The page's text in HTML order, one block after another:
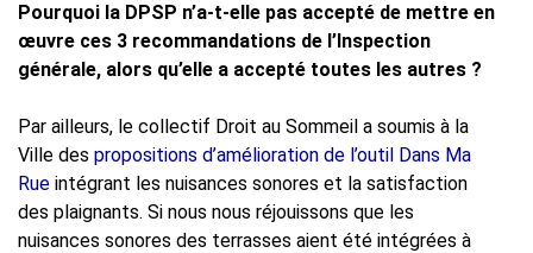
Pourquoi la DPSP n’a-t-elle pas accepté de mettre en
œuvre ces 3 recommandations de l’Inspection
générale, alors qu’elle a accepté toutes les autres ?
Par ailleurs, le collectif Droit au Sommeil a soumis à la
Ville des propositions d’amélioration de l’outil Dans Ma
Rue intégrant les nuisances sonores et la satisfaction
des plaignants. Si nous nous réjouissons que les
nuisances sonores des terrasses aient été intégrées à